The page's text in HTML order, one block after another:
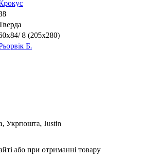
8 (205х280)
Б.
Укрпошта, Justin
або при отриманні товару